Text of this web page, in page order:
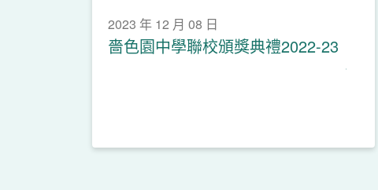
2023 年 12 月 08 日
嗇色園中學聯校頒獎典禮2022-23